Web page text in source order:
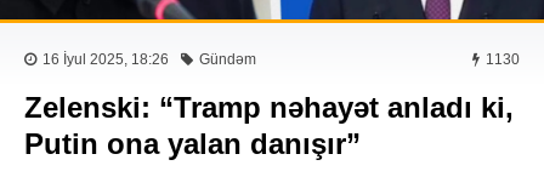
16 İyul 2025, 18:26 Gündəm 1130
Zelenski: “Tramp nəhayət anladı ki,
Putin ona yalan danışır”